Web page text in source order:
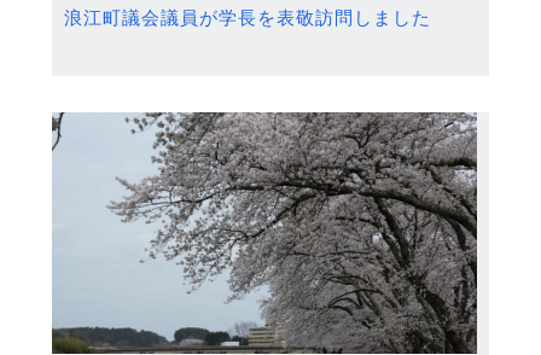
浪江町議会議員が学長を表敬訪問しました